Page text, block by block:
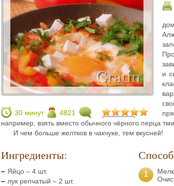
30 минут 4821
и
например, взять вместо обычного чёрного перца
И чем больше желтков в чакчуке, тем вкусней!
Ингредиенты:
Яйцо – 4 шт.
лук репчатый – 2 шт.
1